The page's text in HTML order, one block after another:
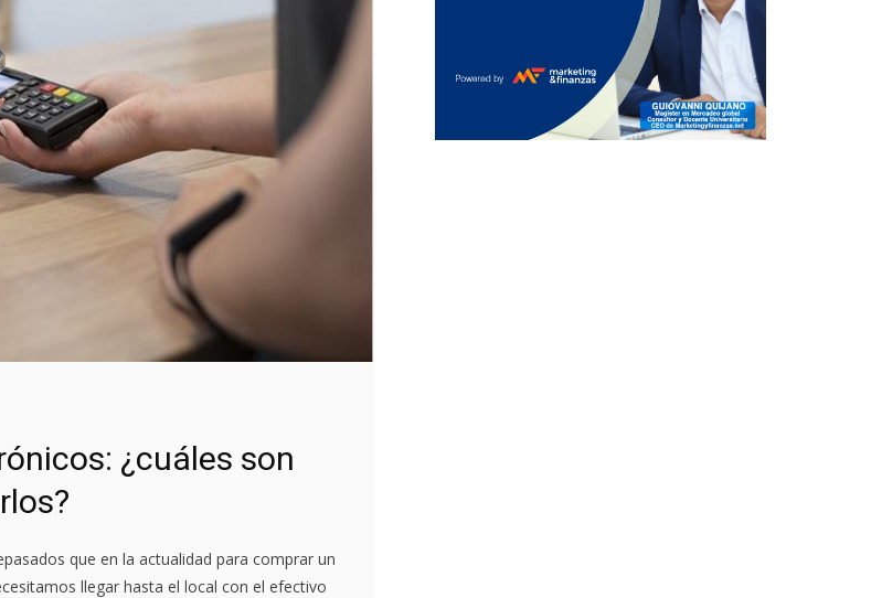
¿cuáles son
que en la actualidad para comprar un
llegar hasta el local con el efectivo